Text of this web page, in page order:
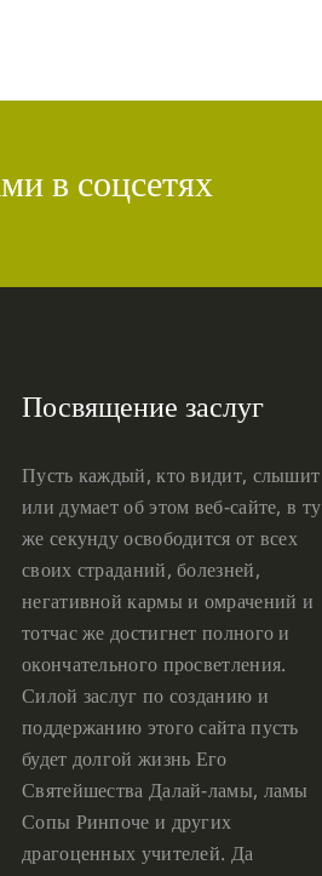
в соцсетях
Посвящение заслуг
Пусть каждый, кто видит, слышит
или думает об этом веб-сайте, в ту
же секунду освободится от всех
своих страданий, болезней,
негативной кармы и омрачений и
тотчас же достигнет полного и
окончательного просветления.
Силой заслуг по созданию и
поддержанию этого сайта пусть
будет долгой жизнь Его
Святейшества Далай-ламы, ламы
Сопы Ринпоче и других
драгоценных учителей. Да